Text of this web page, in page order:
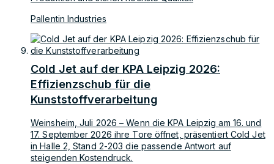
Pallentin Industries
Cold Jet auf der KPA Leipzig 2026:
Effizienzschub für die
Kunststoffverarbeitung
Weinsheim, Juli 2026 – Wenn die KPA Leipzig am 16. und
17. September 2026 ihre Tore öffnet, präsentiert Cold Jet
in Halle 2, Stand 2-203 die passende Antwort auf
steigenden Kostendruck.